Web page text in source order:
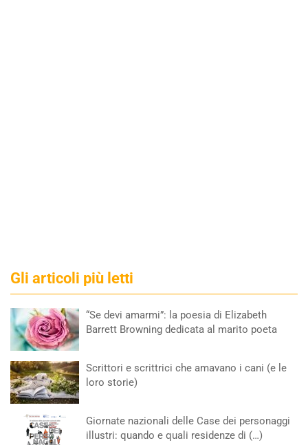
Gli articoli più letti
“Se devi amarmi”: la poesia di Elizabeth
Barrett Browning dedicata al marito poeta
Scrittori e scrittrici che amavano i cani (e le
loro storie)
Giornate nazionali delle Case dei personaggi
illustri: quando e quali residenze di (…)